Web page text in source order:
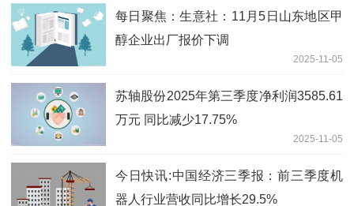
每日聚焦：生意社：11月5日山东地区甲
醇企业出厂报价下调
2025-11-05
苏轴股份2025年第三季度净利润3585.61
万元 同比减少17.75%
2025-11-05
今日快讯:中国经济三季报：前三季度机
器人行业营收同比增长29.5%